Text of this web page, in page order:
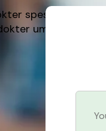
spesialis
umum 24 jam.